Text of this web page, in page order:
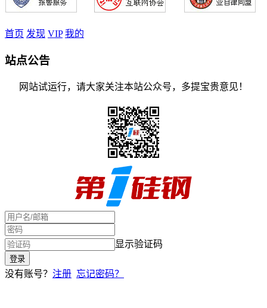
首页 发现 VIP 我的
站点公告
网站试运行，请大家关注本站公众号，多提宝贵意见！
显示验证码
没有账号？ 注册 忘记密码？